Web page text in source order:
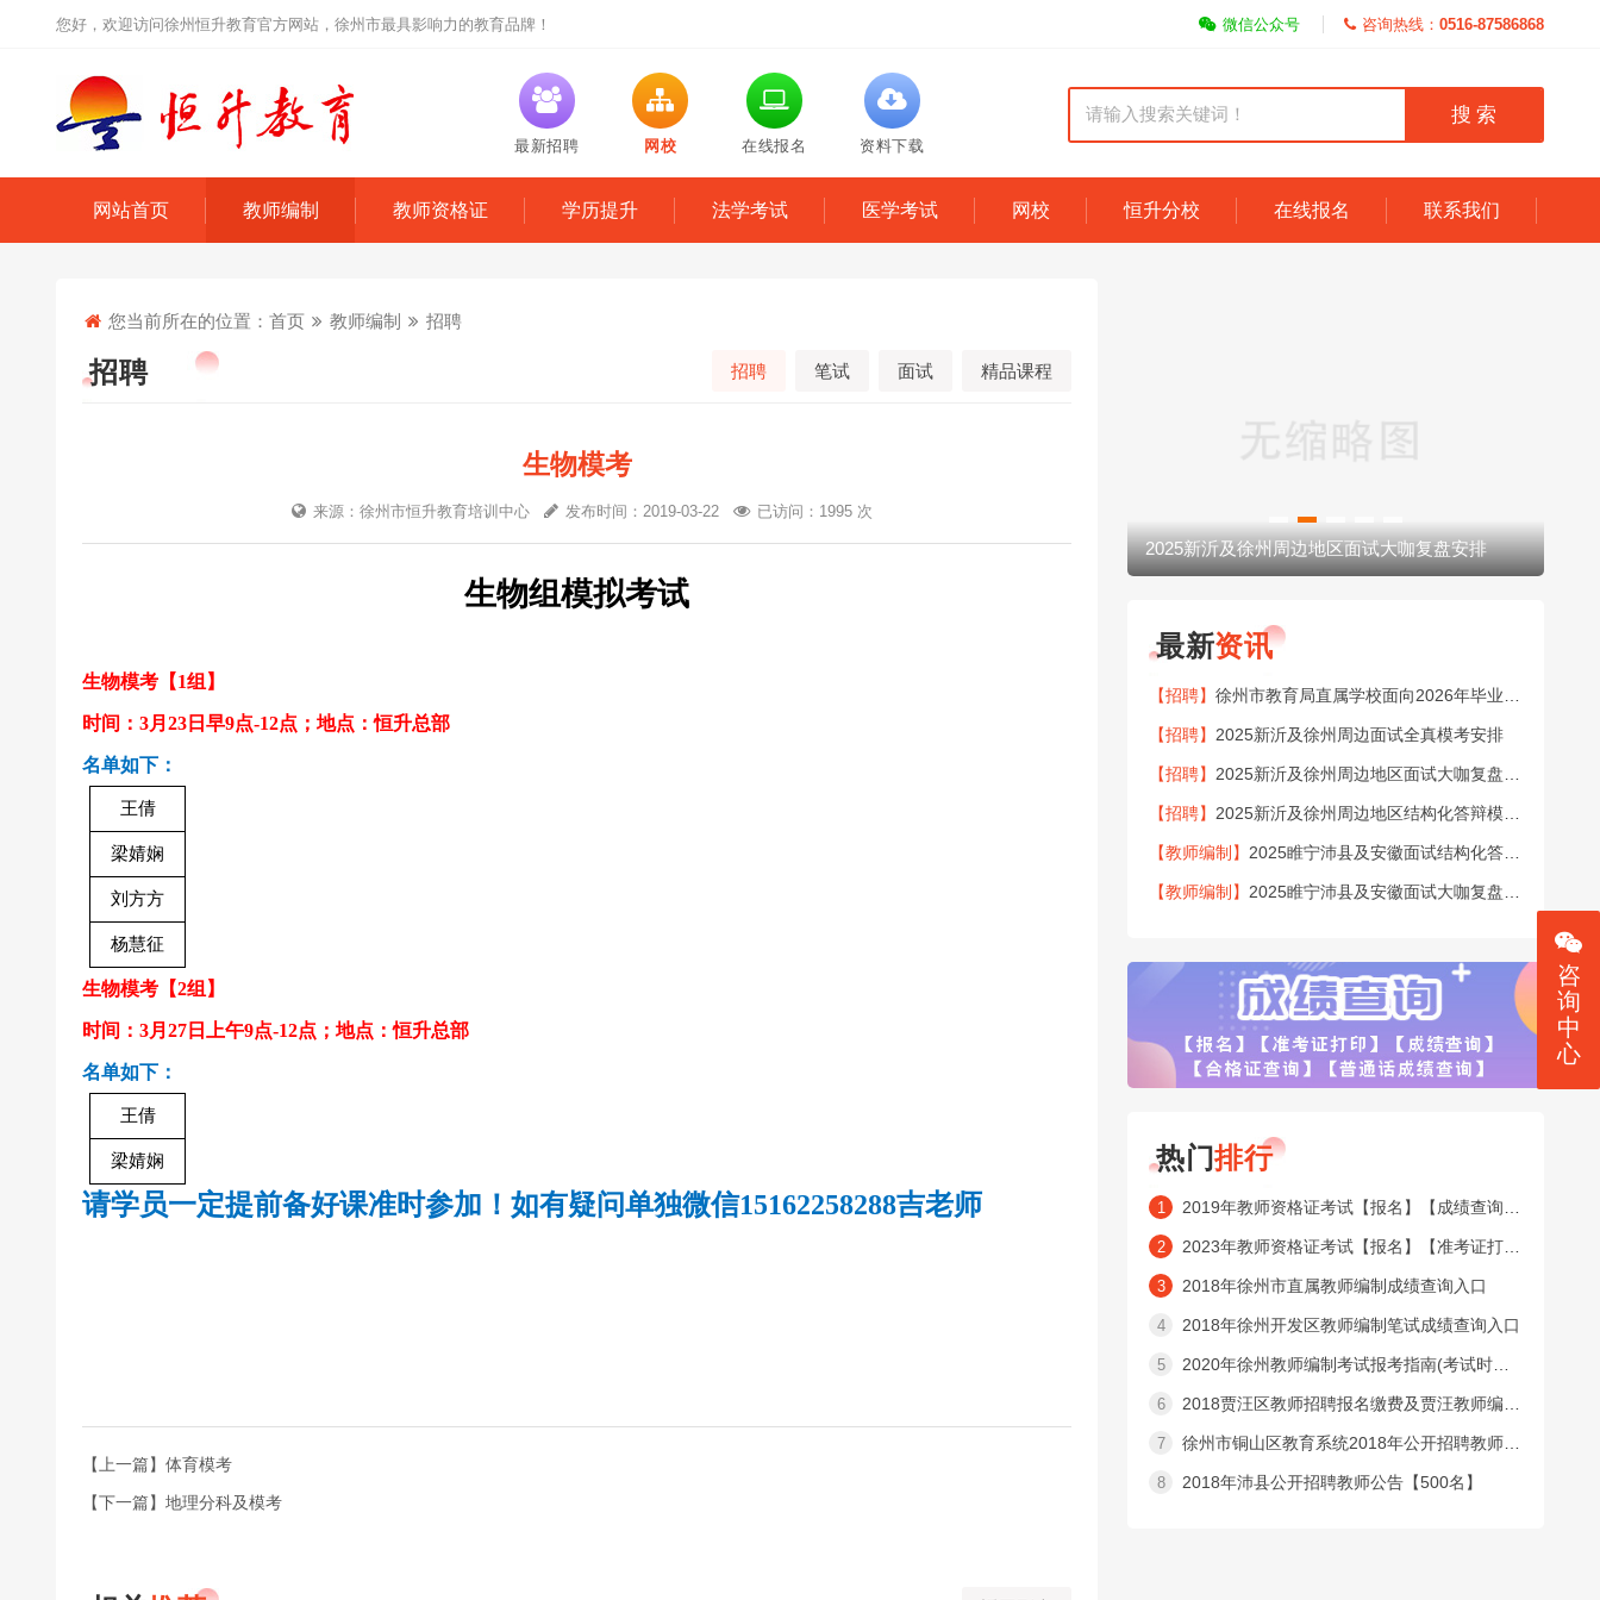
您好，欢迎访问徐州恒升教育官方网站，徐州市最具影响力的教育品牌！ 微信公众号 咨询热线： 0516-87586868
最新招聘 网校 在线报名 资料下载
搜 索
网站首页 教师编制 教师资格证 学历提升 法学考试 医学考试 网校 恒升分校 在线报名 联系我们
您当前所在的位置： 首页 教师编制 招聘
招聘 招聘 笔试 面试 精品课程
生物模考
来源：徐州市恒升教育培训中心 发布时间：2019-03-22 已访问：1995 次
生物组模拟考试
生物模考 【1组】
时间： 3月23日早9点-12点 ；地点：恒升总部
名单如下：
王倩
梁婧娴
刘方方
杨慧征
生物模考 【2组】
时间： 3月27日上午9点-12点 ；地点：恒升总部
名单如下：
王倩
梁婧娴
请学员一定提前备好课准时参加！如有疑问单独微信15162258288吉老师
【上一篇】体育模考
【下一篇】地理分科及模考
24上教师资格证面试信息试讲模考安排 2025新沂及徐州周边面试全真模考安排 2025新沂及徐州周边地区面试大咖复盘安排
最新资讯
【招聘】 徐州市教育局直属学校面向2026年毕业生公开招聘151名教师公告
【招聘】 2025新沂及徐州周边面试全真模考安排
【招聘】 2025新沂及徐州周边地区面试大咖复盘安排
【招聘】 2025新沂及徐州周边地区结构化答辩模考安排
【教师编制】 2025睢宁沛县及安徽面试结构化答辩模考安排
【教师编制】 2025睢宁沛县及安徽面试大咖复盘安排
热门排行
1 2019年教师资格证考试【报名】【成绩查询】【合格证查询】【普通话成绩查询】窗口
2 2023年教师资格证考试【报名】【准考证打印】【成绩查询】【合格证查询】【普通话成绩查询】窗口
3 2018年徐州市直属教师编制成绩查询入口
4 2018年徐州开发区教师编制笔试成绩查询入口
5 2020年徐州教师编制考试报考指南(考试时间内容 )
6 2018贾汪区教师招聘报名缴费及贾汪教师编制准考证打印入口
7 徐州市铜山区教育系统2018年公开招聘教师公告【525名】
8 2018年沛县公开招聘教师公告【500名】
咨
询
中
心